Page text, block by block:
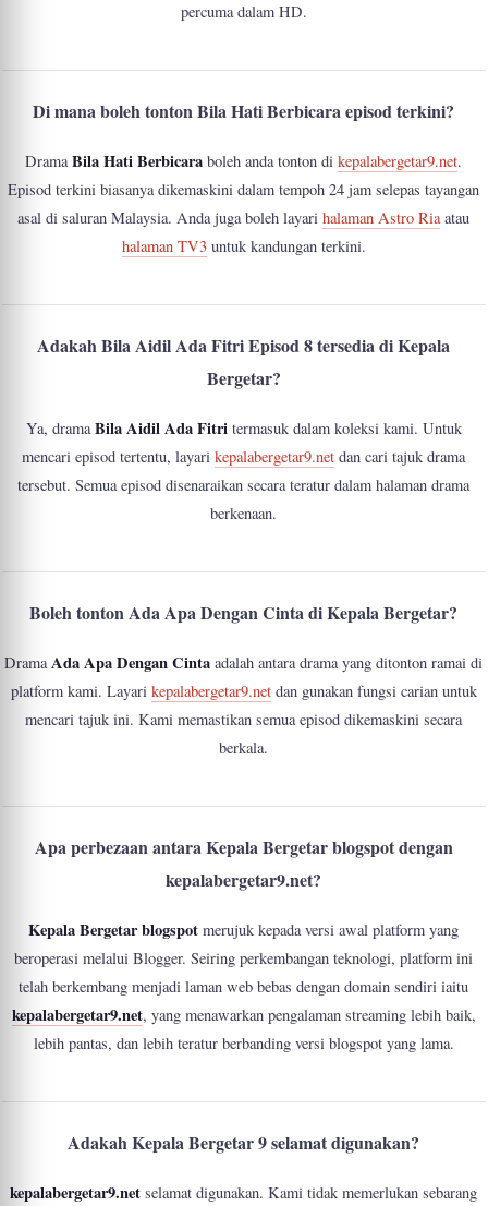
percuma dalam HD.
Di mana boleh tonton Bila Hati Berbicara episod terkini?
DramaBila Hati Berbicara boleh anda tonton dikepalabergetar9.net.
Episod terkini biasanya dikemaskini dalam tempoh 24 jam selepas tayangan
asal di saluran Malaysia. Anda juga boleh layarihalaman Astro Riaatau
halaman TV3untuk kandungan terkini.
Adakah Bila Aidil Ada Fitri Episod 8 tersedia di Kepala
Bergetar?
Ya, dramaBila Aidil Ada Fitritermasuk dalam koleksi kami. Untuk
mencari episod tertentu, layarikepalabergetar9.net dan cari tajuk drama
tersebut. Semua episod disenaraikan secara teratur dalam halaman drama
berkenaan.
Boleh tonton Ada Apa Dengan Cinta di Kepala Bergetar?
DramaAda Apa Dengan Cinta adalah antara drama yang ditonton ramai di
platform kami. Layari kepalabergetar9.netdan gunakan fungsi carian untuk
mencari tajuk ini. Kami memastikan semua episod dikemaskini secara
berkala.
Apa perbezaan antara Kepala Bergetar blogspot dengan
kepalabergetar9.net?
Kepala Bergetar blogspot merujuk kepada versi awal platform yang
beroperasi melalui Blogger. Seiring perkembangan teknologi, platform ini
telah berkembang menjadi laman web bebas dengan domain sendiri iaitu
kepalabergetar9.net, yang menawarkan pengalaman streaming lebih baik,
lebih pantas, dan lebih teratur berbanding versi blogspot yang lama.
Adakah Kepala Bergetar 9 selamat digunakan?
kepalabergetar9.net selamat digunakan. Kami tidak memerlukan sebarang